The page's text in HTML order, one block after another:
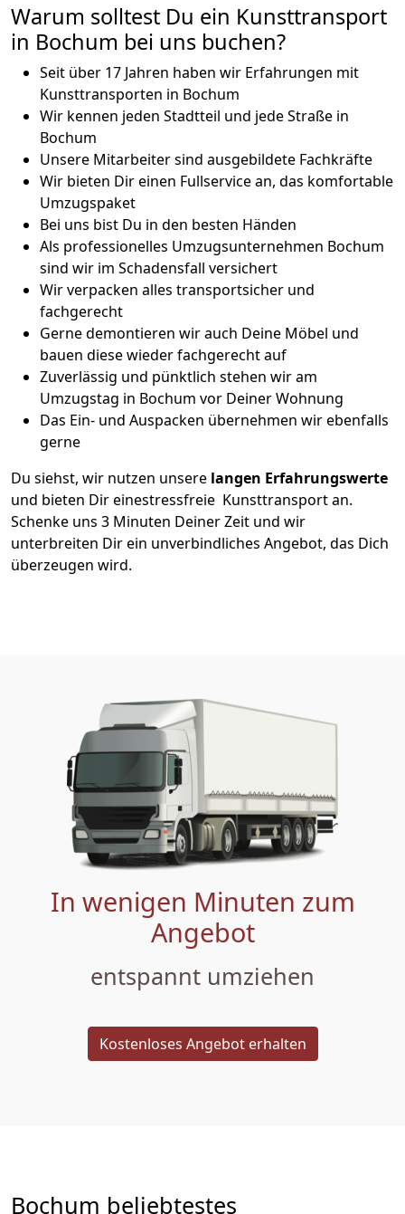
Warum solltest Du ein Kunsttransport
in Bochum bei uns buchen?
Seit über 17 Jahren haben wir Erfahrungen mit
Kunsttransporten in Bochum
Wir kennen jeden Stadtteil und jede Straße in
Bochum
Unsere Mitarbeiter sind ausgebildete Fachkräfte
Wir bieten Dir einen Fullservice an, das komfortable
Umzugspaket
Bei uns bist Du in den besten Händen
Als professionelles Umzugsunternehmen Bochum
sind wir im Schadensfall versichert
Wir verpacken alles transportsicher und
fachgerecht
Gerne demontieren wir auch Deine Möbel und
bauen diese wieder fachgerecht auf
Zuverlässig und pünktlich stehen wir am
Umzugstag in Bochum vor Deiner Wohnung
Das Ein- und Auspacken übernehmen wir ebenfalls
gerne
Du siehst, wir nutzen unsere langen Erfahrungswerte
und bieten Dir einestressfreie Kunsttransport an.
Schenke uns 3 Minuten Deiner Zeit und wir
unterbreiten Dir ein unverbindliches Angebot, das Dich
überzeugen wird.
In wenigen Minuten zum
Angebot
entspannt umziehen
Kostenloses Angebot erhalten
Bochum beliebtestes